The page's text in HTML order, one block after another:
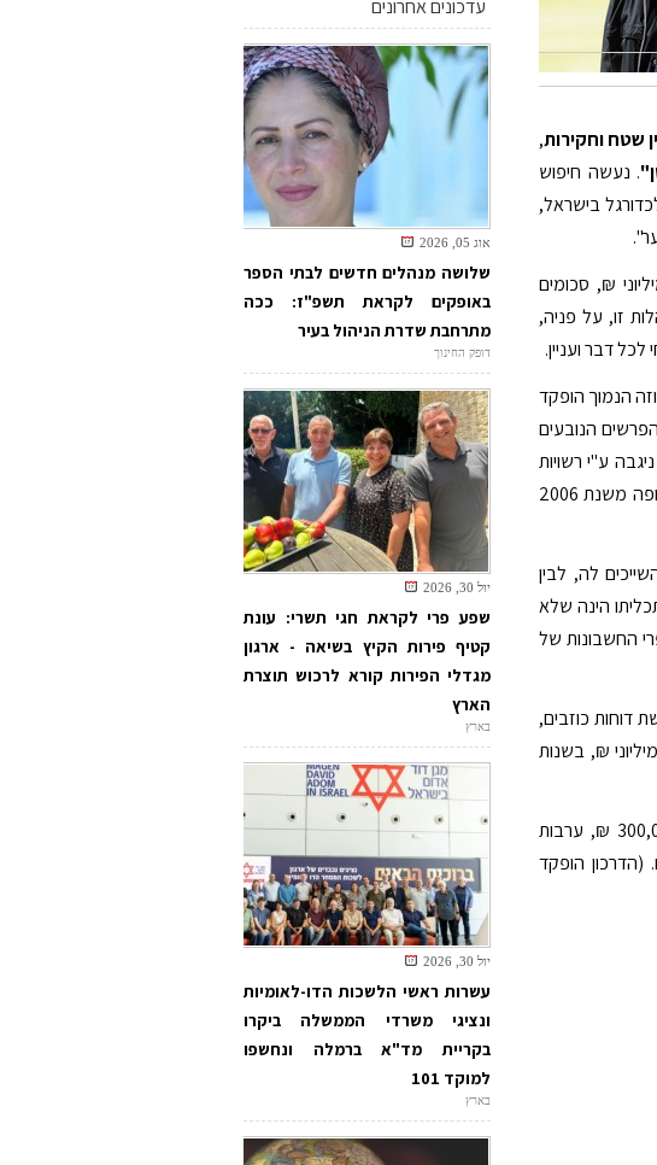
שטח וחקירות,
. נעשה חיפוש
בישראל,
₪, סכומים
העומד על סך 13,000,000 ₪, התנהלות זו, על פניה,
דבר ועניין.
הנמוך הופקד
הנובעים
ע"י רשויות
המס. מדובר בסכומים הנאמדים לכדי מאות אלפי ₪ ואשר מתייחסים לתקופה משנת 2006
לה, לבין
הינה שלא
החשבונות של
דוחות כוזבים,
₪, בשנות
החשוד שוחרר בערבות עצמית ע"ס 750,000 ₪, ערבות צד ג' ע"ס 300,000 ₪, ערבות
ע"ס 60,000 ₪, צו עיכוב יציאה מהארץ למשך 180יום. (הדרכון הופקד
עדכונים אחרונים
אוג 05, 2026
שלושה מנהלים חדשים לבתי הספר
באופקים לקראת תשפ"ז: ככה
מתרחבת שדרת הניהול בעיר
דופק החינוך
יול 30, 2026
שפע פרי לקראת חגי תשרי: עונת
קטיף פירות הקיץ בשיאה - ארגון
מגדלי הפירות קורא לרכוש תוצרת
הארץ
בארץ
יול 30, 2026
עשרות ראשי הלשכות הדו-לאומיות
ונציגי משרדי הממשלה ביקרו
בקריית מד"א ברמלה ונחשפו
למוקד 101
בארץ